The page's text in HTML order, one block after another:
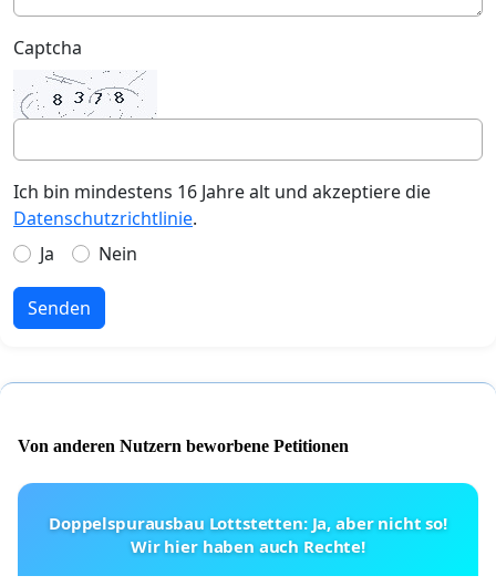
Captcha
Ich bin mindestens 16 Jahre alt und akzeptiere die
Datenschutzrichtlinie.
Ja
Nein
Senden
Von anderen Nutzern beworbene Petitionen
Doppelspurausbau Lottstetten: Ja, aber nicht so!
Wir hier haben auch Rechte!